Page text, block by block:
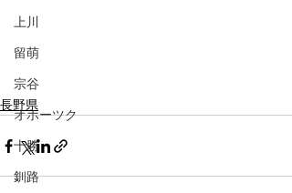
上川
留萌
宗谷
オホーツク
十勝
釧路
長野県